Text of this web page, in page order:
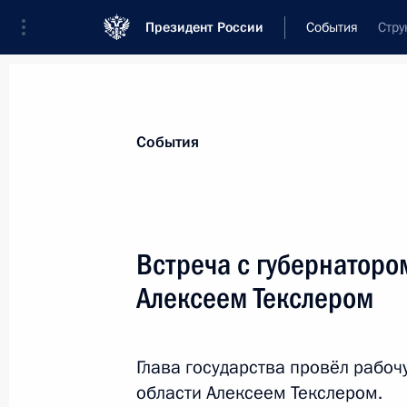
Президент России События
Новости
Послания Федеральному Собранию
Заявления по важнейшим вопросам
Речи и обращения
События
Встреча с
Алексеем Текслером
Глава государства провёл
области Алексеем Текслером.